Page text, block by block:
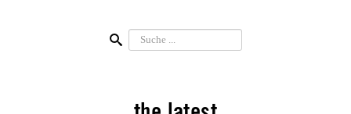
Suchen